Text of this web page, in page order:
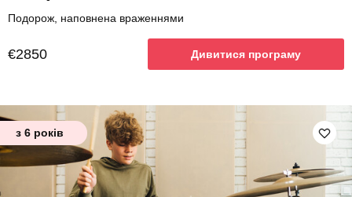
Подорож, наповнена враженнями
€2850 Дивитися програму
з 6 років